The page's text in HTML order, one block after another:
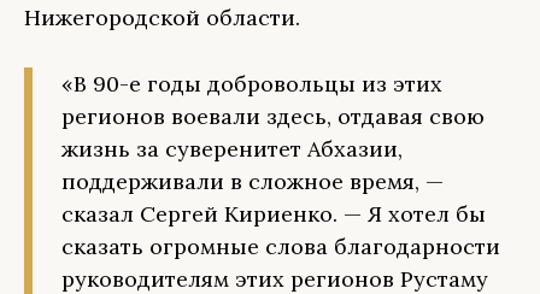
Нижегородской области.
«В 90-е годы добровольцы из этих
регионов воевали здесь, отдавая свою
жизнь за суверенитет Абхазии,
поддерживали в сложное время, —
сказал Сергей Кириенко. — Я хотел бы
сказать огромные слова благодарности
руководителям этих регионов Рустаму